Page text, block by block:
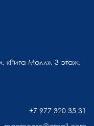
Молл», 3 этаж.
+7 977 320 35 31